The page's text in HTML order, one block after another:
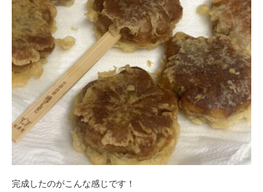
完成したのがこんな感じです！